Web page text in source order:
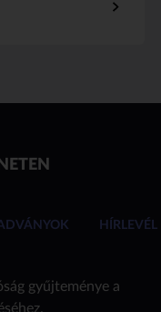
HÍRLEVÉL
gyűjteménye a